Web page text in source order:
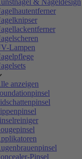
& Nageldesign
Lampen
anzeigen
Pinsel